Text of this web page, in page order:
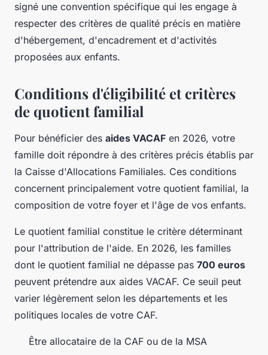
signé une convention spécifique qui les engage à
respecter des critères de qualité précis en matière
d'hébergement, d'encadrement et d'activités
proposées aux enfants.
Conditions d'éligibilité et critères
de quotient familial
Pour bénéficier des aides VACAF en 2026, votre
famille doit répondre à des critères précis établis par
la Caisse d'Allocations Familiales. Ces conditions
concernent principalement votre quotient familial, la
composition de votre foyer et l'âge de vos enfants.
Le quotient familial constitue le critère déterminant
pour l'attribution de l'aide. En 2026, les familles
dont le quotient familial ne dépasse pas 700 euros
peuvent prétendre aux aides VACAF. Ce seuil peut
varier légèrement selon les départements et les
politiques locales de votre CAF.
Être allocataire de la CAF ou de la MSA